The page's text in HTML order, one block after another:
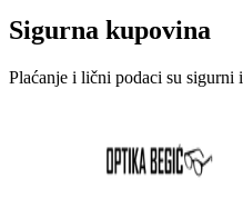
Sigurna kupovina
Plaćanje i lični podaci su sigurni